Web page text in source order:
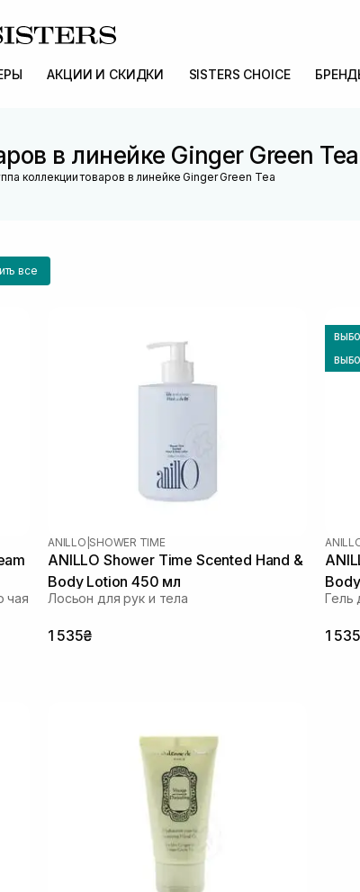
АКЦИИ И СКИДКИ SISTERS CHOICE
в линейке Ginger Green Tea
коллекции товаров в линейке Ginger Green Tea
все
чая
ANILLO SHOWER TIME
ANILLO Shower Time Scented Hand &
Body Lotion 450 мл
Лосьон для рук и тела
1 535₴
Гель
1